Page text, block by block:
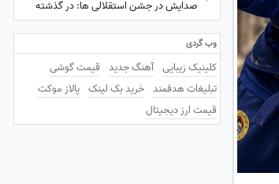
صدایش در جشن استقلالی ها: در گذشته
پادشاهان دلقک‌هایی داشتند که وظیفه‌شان
تقلید صدا و خنداندن مردم بود+عکسوب گردی
کلینیک زیبایی آهنگ جدید قیمت گوشی
تبلیغات هدفمند خرید بک لینک پالاز موکت
قیمت ارز دیجیتال